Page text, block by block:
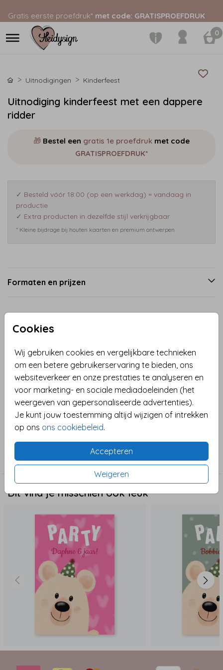
Gratis eerste proefdruk* met code: GRATISPROEFDRUK
0
Cookies
Wij gebruiken cookies en vergelijkbare technieken
om een betere gebruikerservaring te bieden, ons
websiteverkeer en onze prestaties te analyseren en
voor marketing- en sociale mediadoeleinden (het
weergeven van gepersonaliseerde advertenties).
Je kunt jouw toestemming altijd wijzigen of intrekken
op ons ons cookiebeleid.
Accepteren
Weigeren
Uitnodigingen Kinderfeest
Uitnodiging kinderfeest met een dappere
ridder
🎁 Bestel een gratis 1e proefdruk met code
GRATISPROEFDRUK*
✓ Besteld vóór 18:00 (op een werkdag) = vandaag in
productie
✓ Extra producten in dezelfde stijl verkrijgbaar
* Kleine bijdrage bij houten kaarten en premium ontwerpen
Formaten en prijzen
Productinformatie
Omschrijving
Betreed het koninkrijk van avontuur met onze
uitnodiging die is versierd met een schattig riddertje,
klaar om de strijd aan te gaan! Deze kaart is perfect
om al je dappere vrienden uit te nodigen voor een
dag vol spannende missies en ridderlijke plezier! Pas
de tekst aan, verander de kleuren en voeg je eigen
unieke details toe om je uitnodiging nog specialer te
Toon meer
Collectie
Kinderfeest
Dit vind je misschien ook leuk